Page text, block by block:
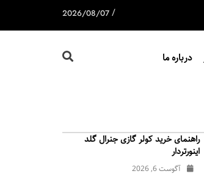
/
2026/08/07
درباره ما
راهنمای خرید کولر گازی جنرال‌ گلد
اینورتر‌دار
آگوست 6, 2026